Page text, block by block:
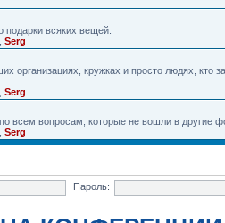
подарки всяких вещей.
Serg
организациях, кружках и просто людях, кто
Serg
всем вопросам, которые не вошли в другие
Serg
Пароль: